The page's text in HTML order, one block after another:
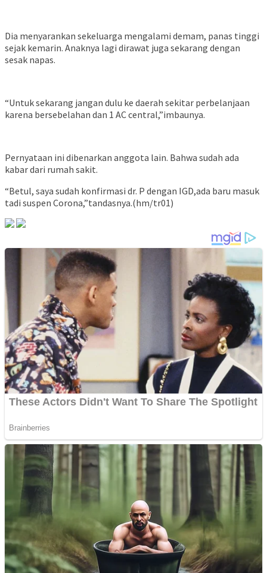
Dia menyarankan sekeluarga mengalami demam, panas tinggi
sejak kemarin. Anaknya lagi dirawat juga sekarang dengan
sesak napas.
“Untuk sekarang jangan dulu ke daerah sekitar perbelanjaan
karena bersebelahan dan 1 AC central,”imbaunya.
Pernyataan ini dibenarkan anggota lain. Bahwa sudah ada
kabar dari rumah sakit.
“Betul, saya sudah konfirmasi dr. P dengan IGD,ada baru masuk
tadi suspen Corona,”tandasnya.(hm/tr01)